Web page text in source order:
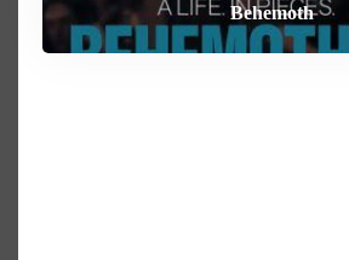
Heart of the Beast
Behemoth
How To Rob A Bank
By Any Means